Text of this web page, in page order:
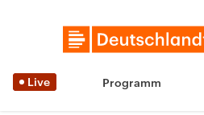
Live Programm